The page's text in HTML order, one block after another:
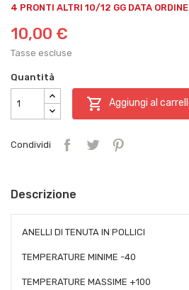
4 PRONTI ALTRI 10/12 GG DATA ORDINE
10,00 €
Tasse escluse
Quantità
 Aggiungi al
Condividi
Descrizione
ANELLI DI TENUTA IN POLLICI
TEMPERATURE MINIME -40
TEMPERATURE MASSIME +100